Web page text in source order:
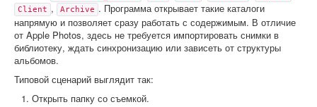
Client , Archive . Программа открывает такие каталоги
напрямую и позволяет сразу работать с содержимым. В отличие
от Apple Photos, здесь не требуется импортировать снимки в
библиотеку, ждать синхронизацию или зависеть от структуры
альбомов.
Типовой сценарий выглядит так:
Открыть папку со съемкой.